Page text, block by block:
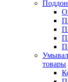
товары